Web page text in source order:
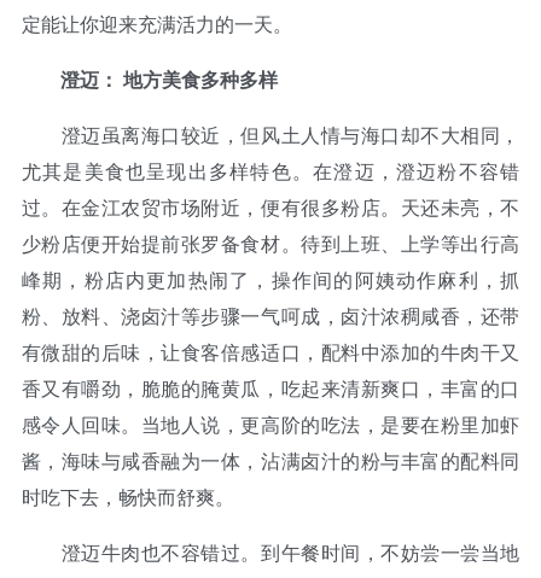
定能让你迎来充满活力的一天。
澄迈： 地方美食多种多样
澄迈虽离海口较近，但风土人情与海口却不大相同，
尤其是美食也呈现出多样特色。在澄迈，澄迈粉不容错
过。在金江农贸市场附近，便有很多粉店。天还未亮，不
少粉店便开始提前张罗备食材。待到上班、上学等出行高
峰期，粉店内更加热闹了，操作间的阿姨动作麻利，抓
粉、放料、浇卤汁等步骤一气呵成，卤汁浓稠咸香，还带
有微甜的后味，让食客倍感适口，配料中添加的牛肉干又
香又有嚼劲，脆脆的腌黄瓜，吃起来清新爽口，丰富的口
感令人回味。当地人说，更高阶的吃法，是要在粉里加虾
酱，海味与咸香融为一体，沾满卤汁的粉与丰富的配料同
时吃下去，畅快而舒爽。
澄迈牛肉也不容错过。到午餐时间，不妨尝一尝当地